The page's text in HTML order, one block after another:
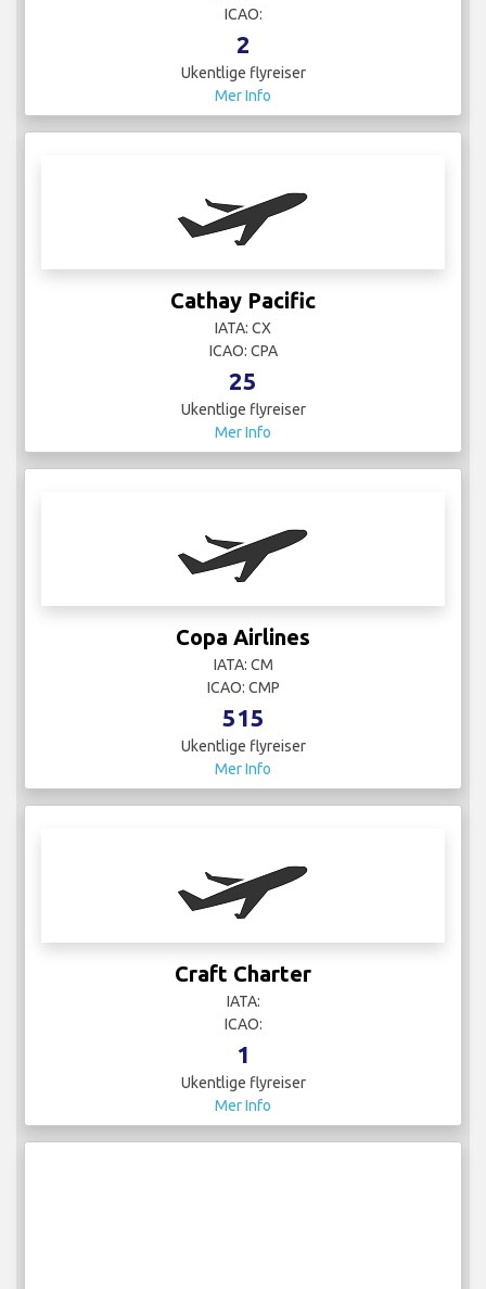
Cathay Pacific
IATA: CX
ICAO: CPA
25
Ukentlige flyreiser
Copa Airlines
IATA: CM
ICAO: CMP
515
Mer Info
Craft Charter
ICAO:
1
Mer Info